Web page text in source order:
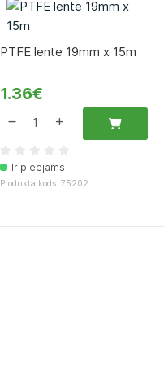
PTFE lente 19mm x 15m
1.36€
Ir pieejams
Produkta kods: 75202